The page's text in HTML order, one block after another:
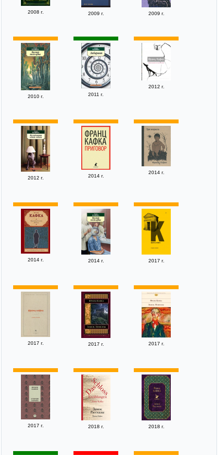
2008 г. 2009 г. 2009 г.
2010 г. 2011 г.
2012 г.
2012 г. 2014 г.
2014 г.
2014 г. 2014 г. 2017 г.
2017 г. 2017 г. 2017 г.
2017 г. 2018 г. 2018 г.